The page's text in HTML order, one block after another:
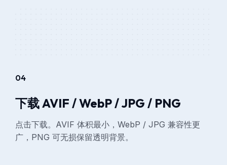
04
下载 AVIF / WebP / JPG / PNG
点击下载。AVIF 体积最小，WebP / JPG 兼容性更
广，PNG 可无损保留透明背景。